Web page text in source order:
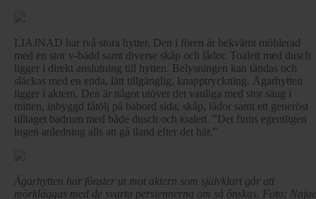
LIAJNAD har två stora hytter. Den i fören är bekvämt möblerad
med en stor v-bädd samt diverse skåp och lådor. Toalett med dusch
ligger i direkt anslutning till hytten. Belysningen kan tändas och
släckas med en enda, lätt tillgänglig, knapptryckning. Ägarhytten
ligger i aktern. Den är något utöver det vanliga med stor säng i
mitten, inbyggd fåtölj på babord sida, skåp, lådor samt ett generöst
tilltaget badrum med både dusch och toalett. ”Det finns egentligen
ingen anledning alls att gå iland efter det här.”
Ägarhytten har fönster ut mot aktern som självklart går att
mörkläggas med de svarta persiennerna om så önskas. Foto: